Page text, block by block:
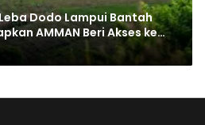
Dodo Lampui Bantah
AMMAN Beri Akses ke